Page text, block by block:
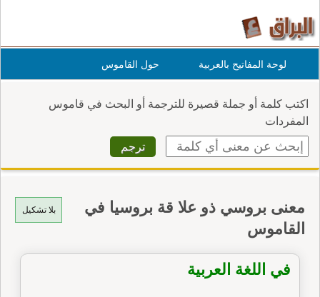
لوحة المفاتيح بالعربية حول القاموس
اكتب كلمة أو جملة قصيرة للترجمة أو البحث في قاموس
المفردات
بلا تشكيل
معنى بروسي ذو علا قة بروسيا في
القاموس
في اللغة العربية